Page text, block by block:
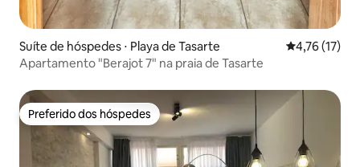
Suíte de hóspedes ⋅ Playa de Tasarte 4,76 de uma
4,76 (17)
Apartamento "Berajot 7" na praia de Tasarte
Preferido dos hóspedes
Preferido dos hóspedes